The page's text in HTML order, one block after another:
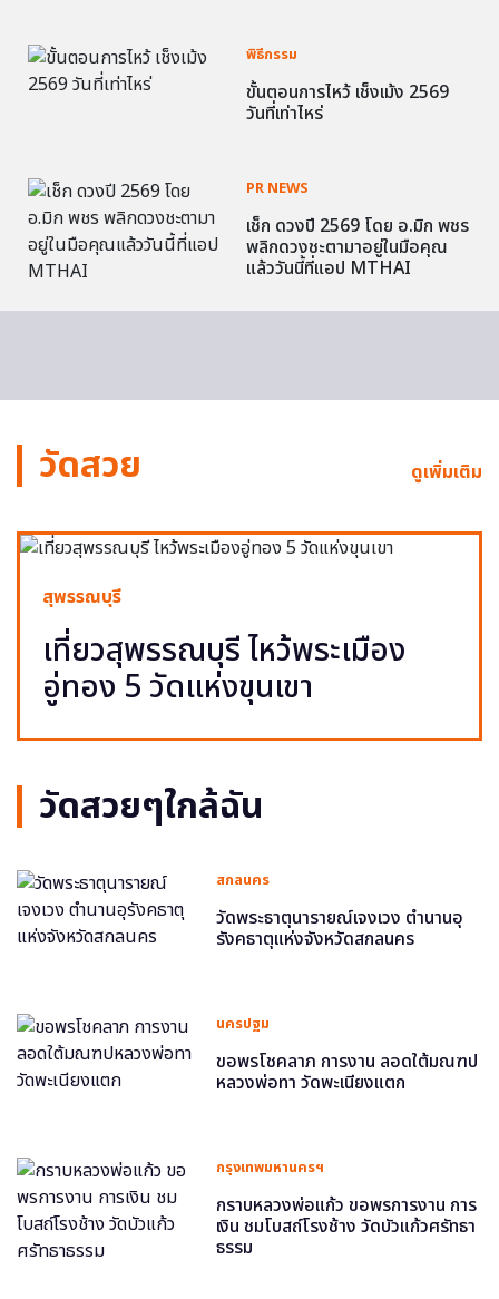
พิธีกรรม
ขั้นตอนการไหว้ เช็งเม้ง 2569
วันที่เท่าไหร่
PR NEWS
เช็ก ดวงปี 2569 โดย อ.มิก พชร
พลิกดวงชะตามาอยู่ในมือคุณ
แล้ววันนี้ที่แอป MTHAI
วัดสวย ดูเพิ่มเติม
สุพรรณบุรี
เที่ยวสุพรรณบุรี ไหว้พระเมือง
อู่ทอง 5 วัดแห่งขุนเขา
วัดสวยๆใกล้ฉัน
สกลนคร
วัดพระธาตุนารายณ์เจงเวง ตำนานอุ
รังคธาตุแห่งจังหวัดสกลนคร
นครปฐม
ขอพรโชคลาภ การงาน ลอดใต้มณฑป
หลวงพ่อทา วัดพะเนียงแตก
กรุงเทพมหานครฯ
กราบหลวงพ่อแก้ว ขอพรการงาน การ
เงิน ชมโบสถ์โรงช้าง วัดบัวแก้วศรัทธา
ธรรม